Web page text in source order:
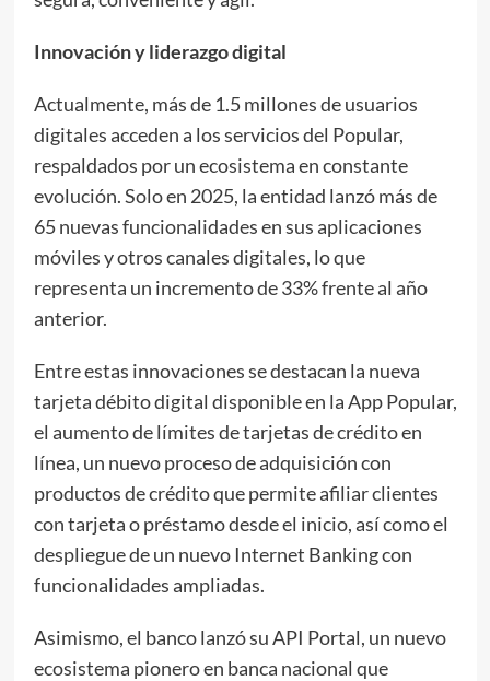
Innovación y liderazgo digital
Actualmente, más de 1.5 millones de usuarios
digitales acceden a los servicios del Popular,
respaldados por un ecosistema en constante
evolución. Solo en 2025, la entidad lanzó más de
65 nuevas funcionalidades en sus aplicaciones
móviles y otros canales digitales, lo que
representa un incremento de 33% frente al año
anterior.
Entre estas innovaciones se destacan la nueva
tarjeta débito digital disponible en la App Popular,
el aumento de límites de tarjetas de crédito en
línea, un nuevo proceso de adquisición con
productos de crédito que permite afiliar clientes
con tarjeta o préstamo desde el inicio, así como el
despliegue de un nuevo Internet Banking con
funcionalidades ampliadas.
Asimismo, el banco lanzó su API Portal, un nuevo
ecosistema pionero en banca nacional que